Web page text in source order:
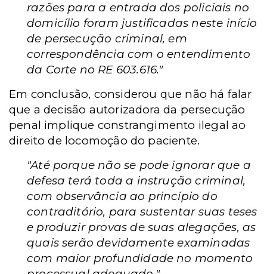
razões para a entrada dos policiais no
domicílio foram justificadas neste início
de persecução criminal, em
correspondência com o entendimento
da Corte no RE 603.616."
Em conclusão, considerou que não há falar
que a decisão autorizadora da persecução
penal implique constrangimento ilegal ao
direito de locomoção do paciente.
"Até porque não se pode ignorar que a
defesa terá toda a instrução criminal,
com observância ao princípio do
contraditório, para sustentar suas teses
e produzir provas de suas alegações, as
quais serão devidamente examinadas
com maior profundidade no momento